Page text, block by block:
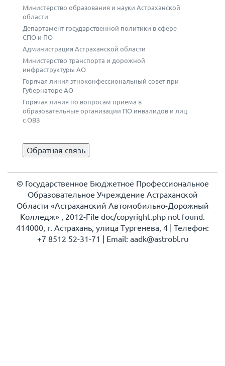
Министерство образования и науки Астраханской
области
Департамент государственной политики в сфере
СПО и ПО
Администрация Астраханской области
Министерство транспорта и дорожной
инфраструктуры АО
Горячая линия этноконфессиональный совет при
Губернаторе АО
Горячая линия по вопросам приема в
образовательные организации ПО инвалидов и лиц
с ОВЗ
Обратная связь
© Государственное Бюджетное Профессиональное
Образовательное Учреждение Астраханской
Области «Астраханский Автомобильно-Дорожный
Колледж» , 2012-File doc/copyright.php not found.
414000, г. Астрахань, улица Тургенева, 4 | Телефон:
+7 8512 52-31-71 | Еmail: aadk@astrobl.ru